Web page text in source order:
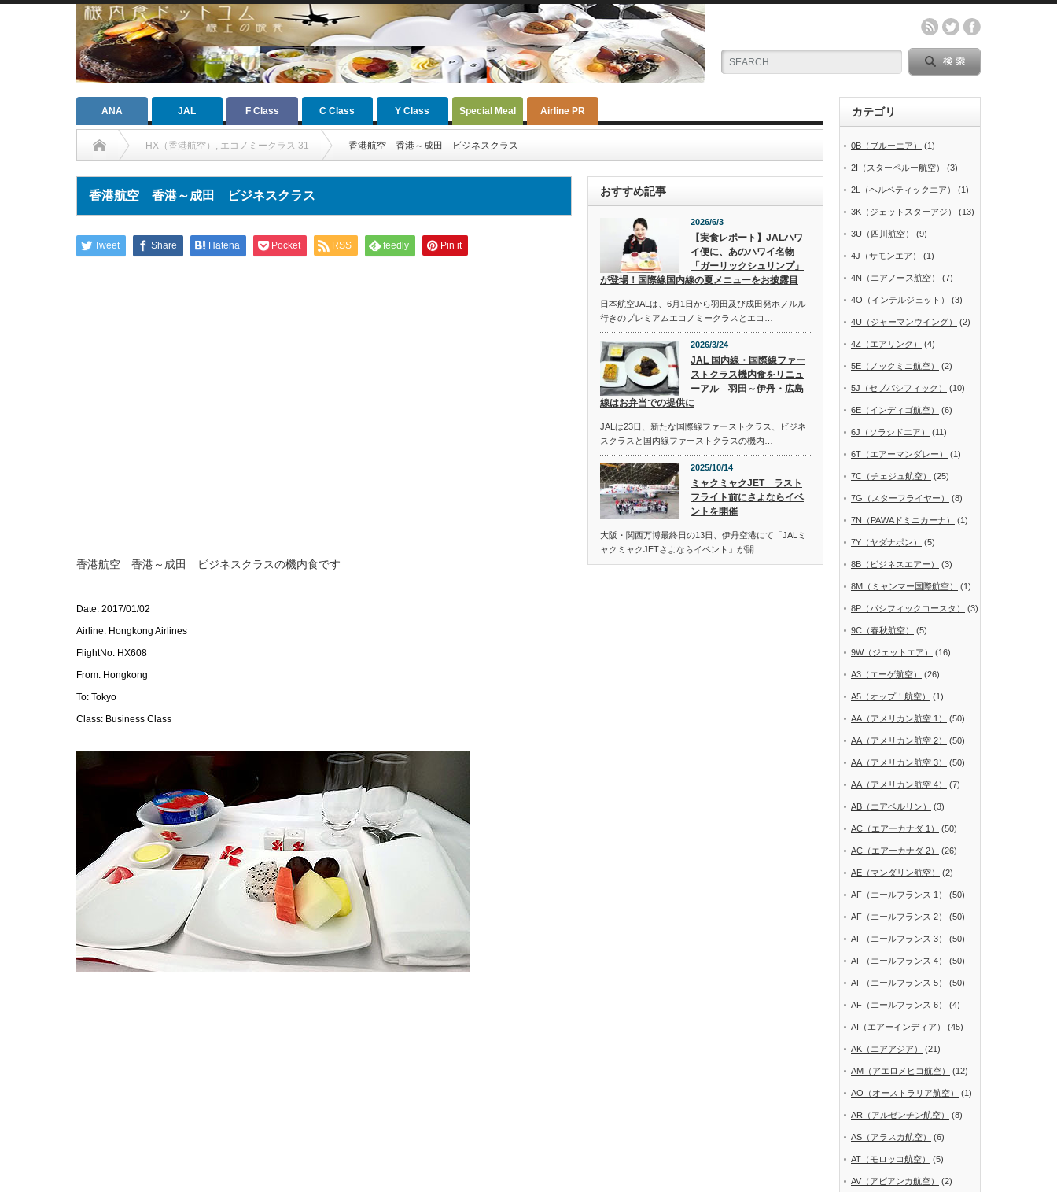
ANA JAL F Class C Class Y Class Special Meal Airline PR
HX（香港航空） , エコノミークラス 31 香港航空 香港～成田 ビジネスクラス
香港航空 香港～成田 ビジネスクラス
Tweet Share Hatena Pocket RSS feedly Pin it
香港航空 香港～成田 ビジネスクラスの機内食です
Date: 2017/01/02
Airline: Hongkong Airlines
FlightNo: HX608
From: Hongkong
To: Tokyo
Class: Business Class
おすすめ記事
2026/6/3
【実食レポート】JALハワ
イ便に、あのハワイ名物
「ガーリックシュリンプ」
が登場！国際線国内線の夏メニューをお披露目
日本航空JALは、6月1日から羽田及び成田発ホノルル
行きのプレミアムエコノミークラスとエコ…
2026/3/24
JAL 国内線・国際線ファー
ストクラス機内食をリニュ
ーアル 羽田～伊丹・広島
線はお弁当での提供に
JALは23日、新たな国際線ファーストクラス、ビジネ
スクラスと国内線ファーストクラスの機内…
2025/10/14
ミャクミャクJET ラスト
フライト前にさよならイベ
ントを開催
大阪・関西万博最終日の13日、伊丹空港にて「JALミ
ャクミャクJETさよならイベント」が開…
カテゴリ
0B（ブルーエア） (1)
2I（スターペルー航空） (3)
2L（ヘルベティックエア） (1)
3K（ジェットスターアジ） (13)
3U（四川航空） (9)
4J（サモンエア） (1)
4N（エアノース航空） (7)
4O（インテルジェット） (3)
4U（ジャーマンウイング） (2)
4Z（エアリンク） (4)
5E（ノックミニ航空） (2)
5J（セブパシフィック） (10)
6E（インディゴ航空） (6)
6J（ソラシドエア） (11)
6T（エアーマンダレー） (1)
7C（チェジュ航空） (25)
7G（スターフライヤー） (8)
7N（PAWAドミニカーナ） (1)
7Y（ヤダナポン） (5)
8B（ビジネスエアー） (3)
8M（ミャンマー国際航空） (1)
8P（パシフィックコースタ） (3)
9C（春秋航空） (5)
9W（ジェットエア） (16)
A3（エーゲ航空） (26)
A5（オップ！航空） (1)
AA（アメリカン航空 1） (50)
AA（アメリカン航空 2） (50)
AA（アメリカン航空 3） (50)
AA（アメリカン航空 4） (7)
AB（エアベルリン） (3)
AC（エアーカナダ 1） (50)
AC（エアーカナダ 2） (26)
AE（マンダリン航空） (2)
AF（エールフランス 1） (50)
AF（エールフランス 2） (50)
AF（エールフランス 3） (50)
AF（エールフランス 4） (50)
AF（エールフランス 5） (50)
AF（エールフランス 6） (4)
AI（エアーインディア） (45)
AK（エアアジア） (21)
AM（アエロメヒコ航空） (12)
AO（オーストラリア航空） (1)
AR（アルゼンチン航空） (8)
AS（アラスカ航空） (6)
AT（モロッコ航空） (5)
AV（アビアンカ航空） (2)